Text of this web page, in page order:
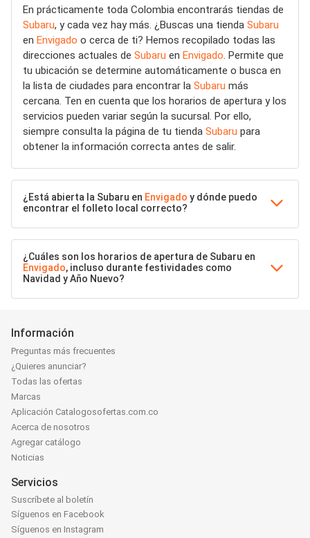
En prácticamente toda Colombia encontrarás tiendas de
Subaru, y cada vez hay más. ¿Buscas una tienda Subaru
en Envigado o cerca de ti? Hemos recopilado todas las
direcciones actuales de Subaru en Envigado. Permite que
tu ubicación se determine automáticamente o busca en
la lista de ciudades para encontrar la Subaru más
cercana. Ten en cuenta que los horarios de apertura y los
servicios pueden variar según la sucursal. Por ello,
siempre consulta la página de tu tienda Subaru para
obtener la información correcta antes de salir.
¿Está abierta la Subaru en Envigado y dónde puedo
encontrar el folleto local correcto?
¿Cuáles son los horarios de apertura de Subaru en
Envigado, incluso durante festividades como
Navidad y Año Nuevo?
Información
Preguntas más frecuentes
¿Quieres anunciar?
Todas las ofertas
Marcas
Aplicación Catalogosofertas.com.co
Acerca de nosotros
Agregar catálogo
Noticias
Servicios
Suscríbete al boletín
Síguenos en Facebook
Síguenos en Instagram